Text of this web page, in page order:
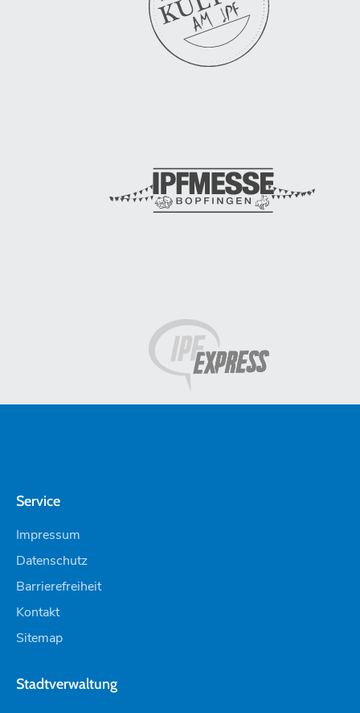
Service
Impressum
Datenschutz
Barrierefreiheit
Kontakt
Sitemap
Stadtverwaltung